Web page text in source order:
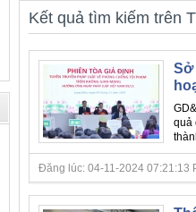
Kết quả tìm kiếm trên
Sở
quả
Đăng lúc: 04-11-2024 07:21:13